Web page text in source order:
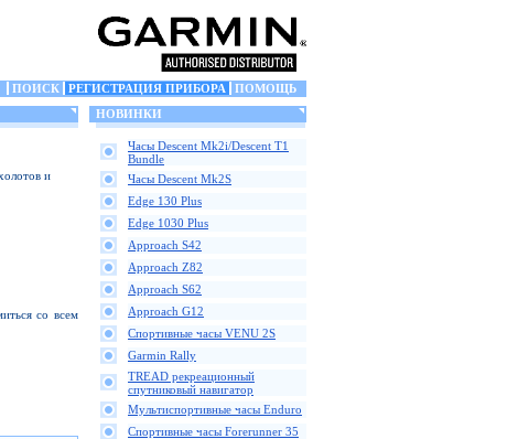
ПОИСК РЕГИСТРАЦИЯ ПРИБОРА
ПОМОЩЬ
и
со всем
НОВИНКИ
Часы Descent Mk2i/Descent T1
Bundle
Часы Descent Mk2S
Edge 130 Plus
Edge 1030 Plus
Approach S42
Approach Z82
Approach S62
Approach G12
Спортивные часы VENU 2S
Garmin Rally
TREAD рекреационный
спутниковый навигатор
Мультиспортивные часы Enduro
Спортивные часы Forerunner 35